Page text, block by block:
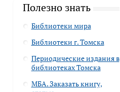
Полезно знать
Библиотеки мира
Библиотеки г. Томска
Периодические издания в
библиотеках Томска
МБА. Заказать книгу,